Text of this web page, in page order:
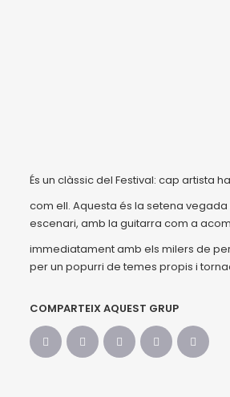
És un clàssic del Festival: cap artista
com ell. Aquesta és la setena vegada
escenari, amb la guitarra com a
immediatament amb els milers de
per un popurri de temes propis i
COMPARTEIX AQUEST GRUP